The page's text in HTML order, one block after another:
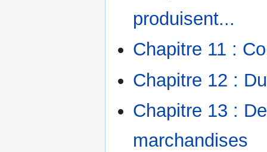
produisent...
Chapitre 11 :
Chapitre 12 :
Chapitre 13 :
marchandises